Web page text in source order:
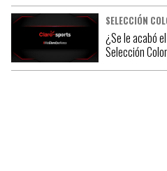
SELECCIÓN
¿Se le acabó
Selección